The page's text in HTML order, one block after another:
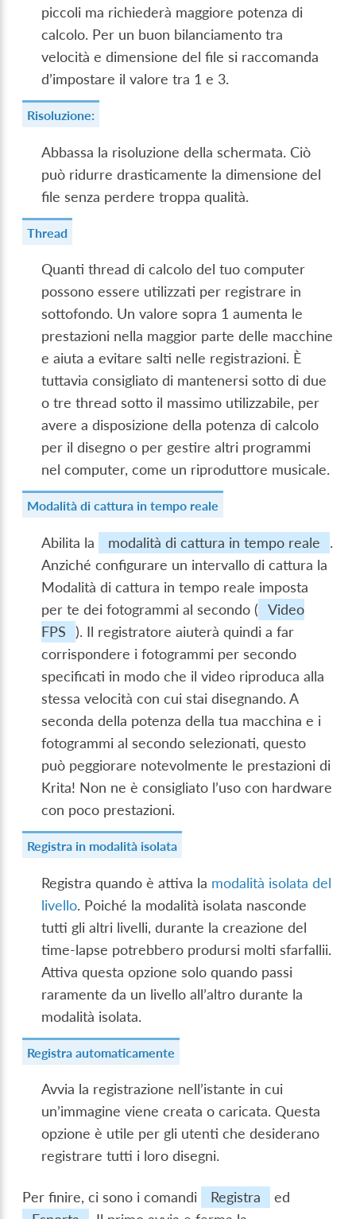
piccoli ma richiederà maggiore potenza di
calcolo. Per un buon bilanciamento tra
velocità e dimensione del file si raccomanda
d’impostare il valore tra 1 e 3.
Risoluzione:
Abbassa la risoluzione della schermata. Ciò
può ridurre drasticamente la dimensione del
file senza perdere troppa qualità.
Thread
Quanti thread di calcolo del tuo computer
possono essere utilizzati per registrare in
sottofondo. Un valore sopra 1 aumenta le
prestazioni nella maggior parte delle macchine
e aiuta a evitare salti nelle registrazioni. È
tuttavia consigliato di mantenersi sotto di due
o tre thread sotto il massimo utilizzabile, per
avere a disposizione della potenza di calcolo
per il disegno o per gestire altri programmi
nel computer, come un riproduttore musicale.
Modalità di cattura in tempo reale
Abilita la modalità di cattura in tempo reale
.
Anziché configurare un intervallo di cattura la
Modalità di cattura in tempo reale imposta
per te dei fotogrammi al secondo (
Video
FPS
). Il registratore aiuterà quindi a far
corrispondere i fotogrammi per secondo
specificati in modo che il video riproduca alla
stessa velocità con cui stai disegnando. A
seconda della potenza della tua macchina e i
fotogrammi al secondo selezionati, questo
può peggiorare notevolmente le prestazioni di
Krita! Non ne è consigliato l’uso con hardware
con poco prestazioni.
Registra in modalità isolata
Registra quando è attiva la modalità isolata del
livello. Poiché la modalità isolata nasconde
tutti gli altri livelli, durante la creazione del
time-lapse potrebbero prodursi molti sfarfallii.
Attiva questa opzione solo quando passi
raramente da un livello all’altro durante la
modalità isolata.
Registra automaticamente
Avvia la registrazione nell’istante in cui
un’immagine viene creata o caricata. Questa
opzione è utile per gli utenti che desiderano
registrare tutti i loro disegni.
Per finire, ci sono i comandi Registra
ed